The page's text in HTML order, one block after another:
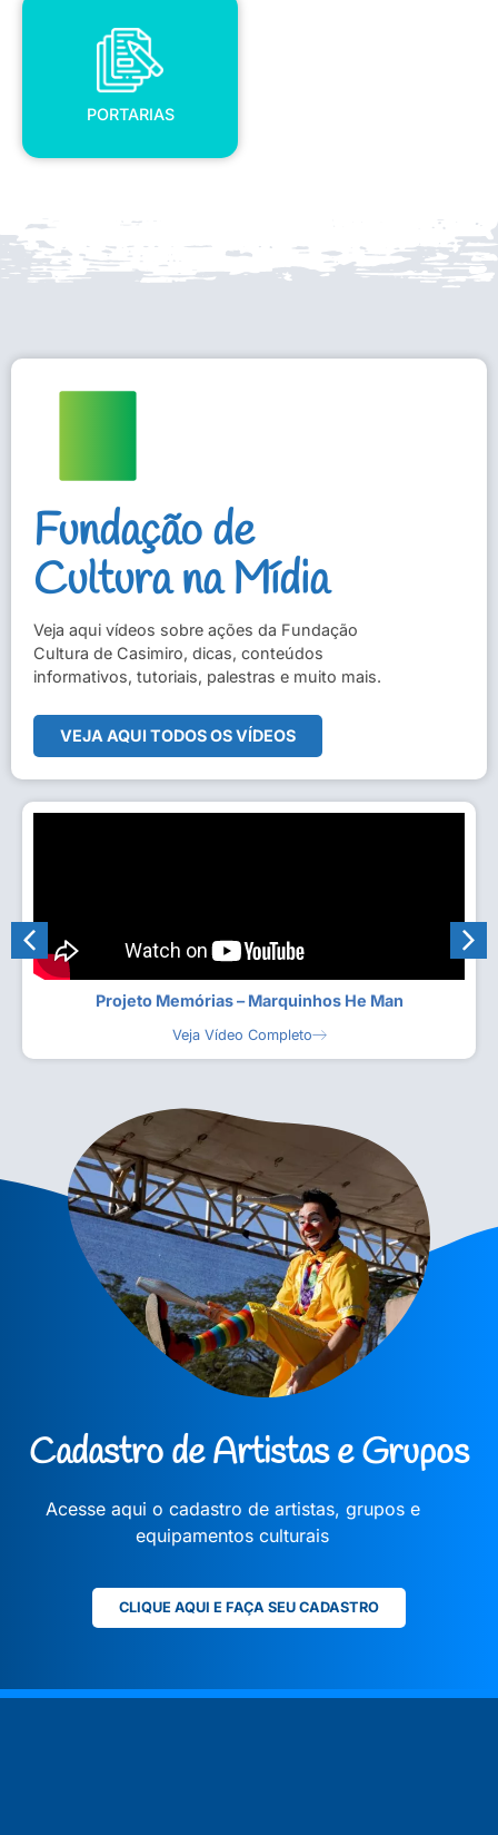
PORTARIAS
PORTARIAS
Fundação de
Cultura na Mídia
Veja aqui vídeos sobre ações da Fundação
Cultura de Casimiro, dicas, conteúdos
informativos, tutoriais, palestras e muito mais.
VEJA AQUI TODOS OS VÍDEOS
Projeto Memórias – Marquinhos He Man
Veja Vídeo Completo
Cadastro de Artistas e Grupos
Acesse aqui o cadastro de artistas, grupos e
equipamentos culturais
CLIQUE AQUI E FAÇA SEU CADASTRO